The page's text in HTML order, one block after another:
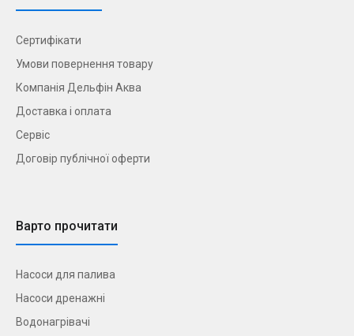
Сертифікати
Умови повернення товару
Компанія Дельфін Аква
Доставка і оплата
Сервіс
Договір публічної оферти
Варто прочитати
Насоси для палива
Насоси дренажні
Водонагрівачі